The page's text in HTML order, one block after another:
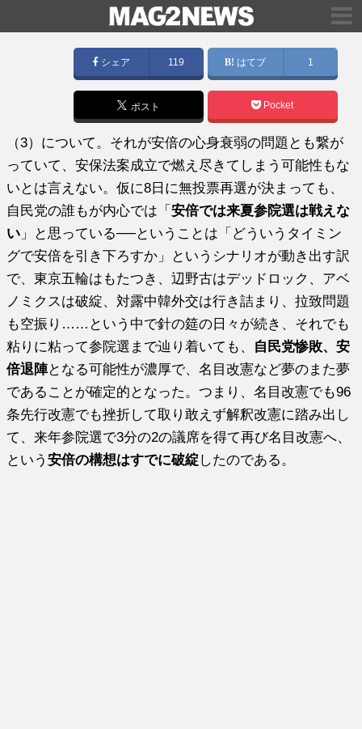
シェア 119 はてブ 1
ポスト Pocket
（3）について。それが安倍の心身衰弱の問題とも繋が
っていて、安保法案成立で燃え尽きてしまう可能性もな
いとは言えない。仮に8日に無投票再選が決まっても、
自民党の誰もが内心では「安倍では来夏参院選は戦えな
い 」と思っている──ということは「どういうタイミン
グで安倍を引き下ろすか」というシナリオが動き出す訳
で、東京五輪はもたつき、辺野古はデッドロック、アベ
ノミクスは破綻、対露中韓外交は行き詰まり、拉致問題
も空振り……という中で針の筵の日々が続き、それでも
粘りに粘って参院選まで辿り着いても、 自民党惨敗、安
倍退陣となる可能性が濃厚で、名目改憲など夢のまた夢
であることが確定的となった。つまり、名目改憲でも96
条先行改憲でも挫折して取り敢えず解釈改憲に踏み出し
て、来年参院選で3分の2の議席を得て再び名目改憲へ、
という安倍の構想はすでに破綻したのである。